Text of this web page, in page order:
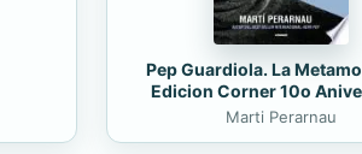
Pep Guardiola. La
Edicion Corner 10o
Marti Perarnau